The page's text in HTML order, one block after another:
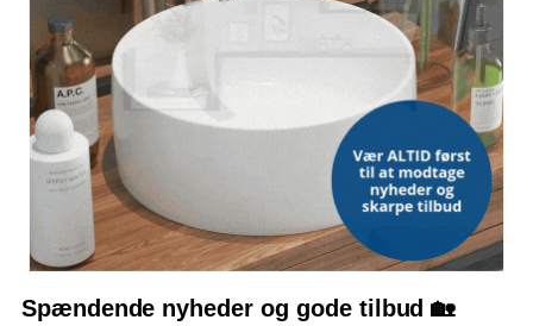
Hvad følger med i sættet?
Hvilken tilslutning har slangen?
Hvad er højden på armaturet?
Hvilke materialer er det lavet af?
Bemærk: FAQ er vejledende information. Vi tager forbehold for fejl og
mangler, og oplysningerne er ikke juridisk bindende.
Spændende nyheder og gode tilbud 🏡